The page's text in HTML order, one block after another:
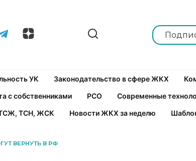
УК Законодательство в сфере ЖКХ
с собственниками РСО
Современные
ТСН, ЖСК Новости ЖКХ за неделю
ВЕРНУТЬ В РФ